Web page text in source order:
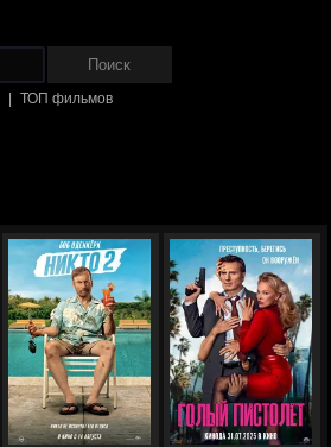
ТОП фильмов